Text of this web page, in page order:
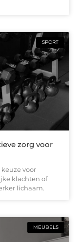
SPORT
zorg voor
voor
klachten of
lichaam.
MEUBELS